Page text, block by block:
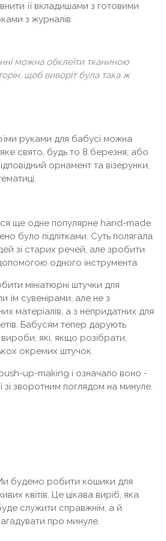
її вкладишами з готовими
з журналів.
можна обклеїти тканиною
щоб виворіт була така ж
руками для бабусі можна
свято, будь то 8 березня, або
орнамент та візерунки,
ще одне популярне hand-made
було підлітками. Суть полягала
зі старих речей, але зробити
одного інструмента.
мініатюрні штучки для
їм сувенірами, але не з
матеріалів, а з непридатних для
Бабусям тепер дарують
вироби, які, якщо розібрати,
окремих штучок.
up-making і означало воно -
зі зворотним поглядом на минуле.
будемо робити кошики для
квітів. Це цікава виріб, яка
служити справжнім, а й
про минуле.